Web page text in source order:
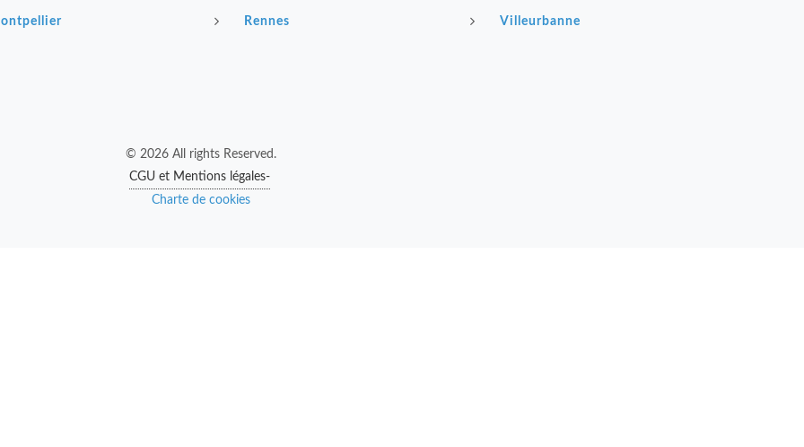
Rennes Villeurbanne
© 2026 All rights Reserved.
CGU et Mentions légales-
Charte de cookies